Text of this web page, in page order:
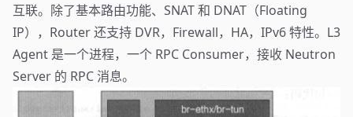
互联。除了基本路由功能、SNAT 和 DNAT（Floating
IP），Router 还支持 DVR，Firewall，HA，IPv6 特性。L3
Agent 是一个进程，一个 RPC Consumer，接收 Neutron
Server 的 RPC 消息。